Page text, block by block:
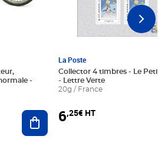
Ajouter au panier
La Poste
Collector 4 timbres - Le Petit
- Lettre Verte
20g / France
6,25€ HT